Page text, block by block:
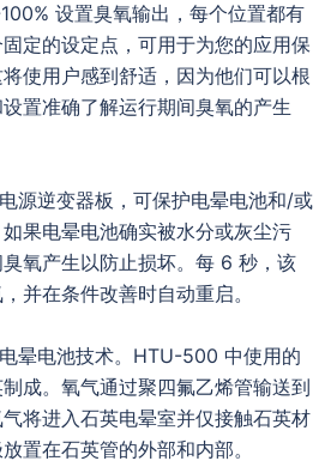
设置臭氧输出，每个位置都有
定的设定点，可用于为您的应用保
使用户感到舒适，因为他们可以根
置准确了解运行期间臭氧的产生
源逆变器板，可保护电晕电池和/或
果电晕电池确实被水分或灰尘污
氧产生以防止损坏。每 6 秒，该
并在条件改善时自动重启。
晕电池技术。HTU-500 中使用的
成。氧气通过聚四氟乙烯管输送到
将进入石英电晕室并仅接触石英材
置在石英管的外部和内部。